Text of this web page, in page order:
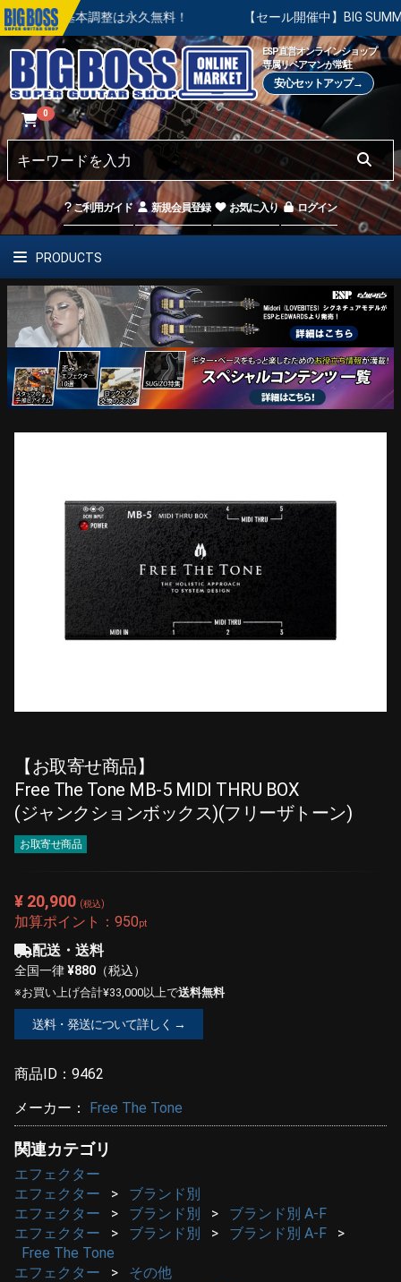
本調整は永久無料！ 【セール開催中】BIG SUMMER SALE |
ESP直営オンラインショップ
専属リペアマンが常駐
安心セットアップ→
0
ご利用ガイド 新規会員登録 お気に入り ログイン
PRODUCTS
【お取寄せ商品】
Free The Tone MB-5 MIDI THRU BOX
(ジャンクションボックス)(フリーザトーン)
お取寄せ商品
¥ 20,900 (税込)
加算ポイント： 950pt
配送・送料
全国一律¥880 （税込）
※お買い上げ合計¥33,000以上で送料無料
送料・発送について詳しく →
商品ID： 9462
メーカー： Free The Tone
関連カテゴリ
エフェクター
エフェクター
ブランド別
エフェクター
ブランド別
ブランド別 A-F
エフェクター
ブランド別
ブランド別 A-F
Free The Tone
エフェクター
その他